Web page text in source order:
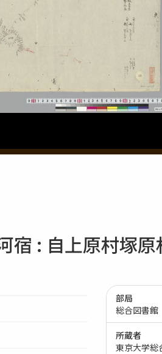
宿 : 自上原村塚
部局
総合図書館
所蔵者
東京大学総